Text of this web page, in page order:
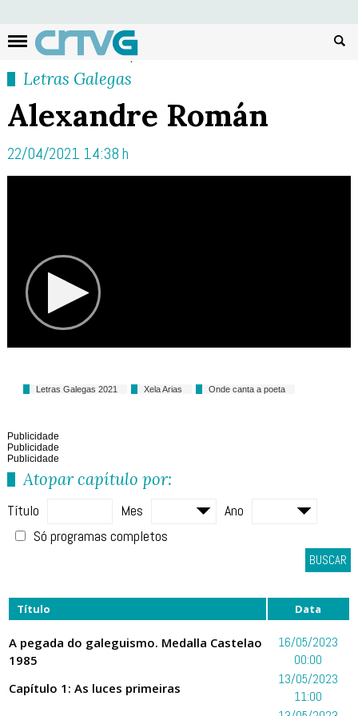
Letras Galegas
Alexandre Román
22/04/2021 14:38 h
Letras Galegas 2021 Xela Arias Onde canta a poeta
Publicidade
Publicidade
Publicidade
Atopar capítulo por:
Título Mes
Ano
Só programas completos
BUSCAR
Título Data
A pegada do galeguismo. Medalla Castelao
1985
16/05/2023
00:00
Capítulo 1: As luces primeiras
13/05/2023
11:00